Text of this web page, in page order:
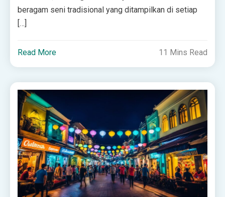
beragam seni tradisional yang ditampilkan di setiap
[…]
Read More 11 Mins Read